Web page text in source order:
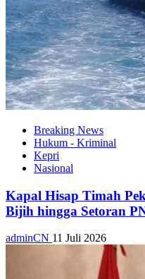
Breaking News
Hukum - Kriminal
Kepri
Nasional
Kapal Hisap Timah
Bijih hingga Setoran
adminCN 11 Juli 2026